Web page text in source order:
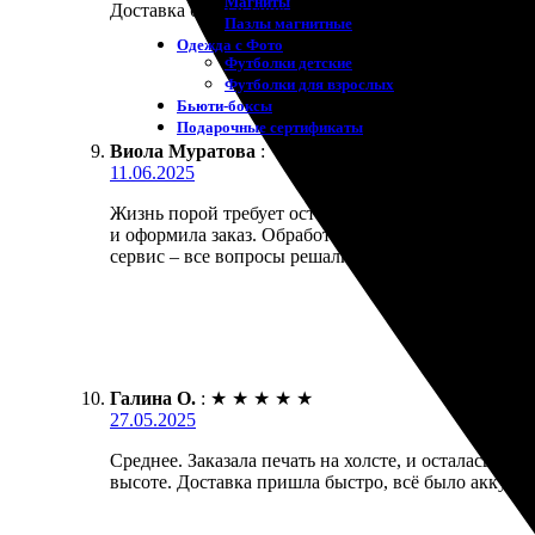
Пазлы магнитные
Одежда с Фото
Футболки детские
Футболки для взрослых
Бьюти-боксы
Подарочные сертификаты
Доставка была в срок, отлично упаковано.
Виола Муратова :
11.06.2025
Жизнь порой требует останавливать моменты.
и оформила заказ. Обработали быстро и
сервис – все вопросы решались оперативно.
Галина О. : ★ ★ ★ ★ ★
27.05.2025
Среднее. Заказала печать на холсте, и осталась
высоте. Доставка пришла быстро, всё было